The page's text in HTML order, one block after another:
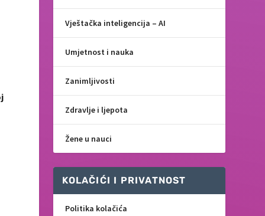
Vještačka inteligencija – AI
Umjetnost i nauka
Zanimljivosti
Zdravlje i ljepota
Žene u nauci
KOLAČIĆI I PRIVATNOST
Politika kolačića